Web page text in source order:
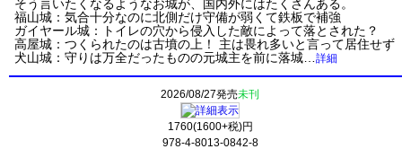
そう言いたくなるようなお城が、国内外にはたくさんある。
福山城：気合十分なのに北側だけ守備が弱くて鉄板で補強
ガイヤール城：トイレの穴から侵入した敵によって落とされた？
高屋城：つくられたのは古墳の上！ 主は畏れ多いと言って居住せず
犬山城：守りは万全だったものの元城主を前に落城… 詳細
2026/08/27発売未刊
1760(1600+税)円
978-4-8013-0842-8